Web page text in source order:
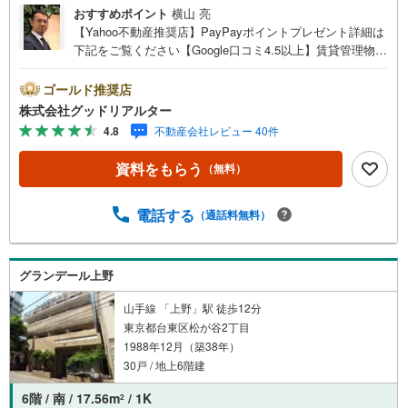
おすすめポイント 横山 亮
【Yahoo不動産推奨店】PayPayポイントプレゼント詳細は
下記をご覧ください【Google口コミ4.5以上】賃貸管理物件
介です。投資用マンションを購入する際、最大のリスクは
空室リスクです。利回りがいくら高かろうとも、空室が続
いてしまえば、絵に描いた餅になってしまいます。弊社で
ご紹介するマンションは、人気エリアのお薦め物件はもち
ろんのこと、エリアのニーズに合った人気のお部屋等、賃
貸営業経験スタッフの培ってきた知識と経験を基に物件を
ての対策はお任せください。掲載されている物件は、弊社
い合わせください。※記載賃料等の収入や利回りは、将来に
わたり、得られることを保証するものではありません。※賃
料等については、賃貸中のものについては現在の賃料等
で、空室または所有者居住中等のものについては、周辺の
賃料相場に基づき、満室時を想定して表示しています。
ゴールド推奨店
株式会社グッドリアルター
4.8 不動産会社レビュー 40件
資料をもらう （無料）
電話する （通話料無料）
グランデール上野
山手線 「上野」駅 徒歩12分
東京都台東区松が谷2丁目
1988年12月（築38年）
30戸 / 地上6階建
6階 / 南 / 17.56m2 / 1K